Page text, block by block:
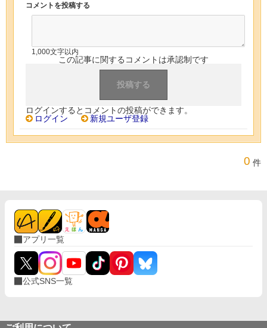
コメントを投稿する
1,000文字以内
この記事に関するコメントは承認制です
ログインするとコメントの投稿ができます。
ログイン
新規ユーザ登録
0 件
アプリ一覧
公式SNS一覧